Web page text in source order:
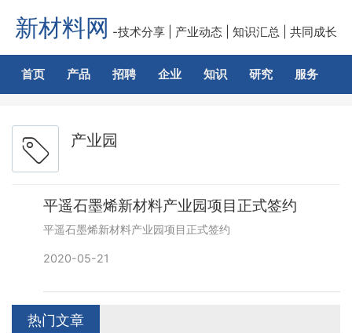
新材料网 -技术分享 | 产业动态 | 知识汇总 | 共同成长
首页 产品 招聘 企业 知识 研究 服务
产业园
平遥石墨烯新材料产业园项目正式签约
平遥石墨烯新材料产业园项目正式签约
2020-05-21
热门文章